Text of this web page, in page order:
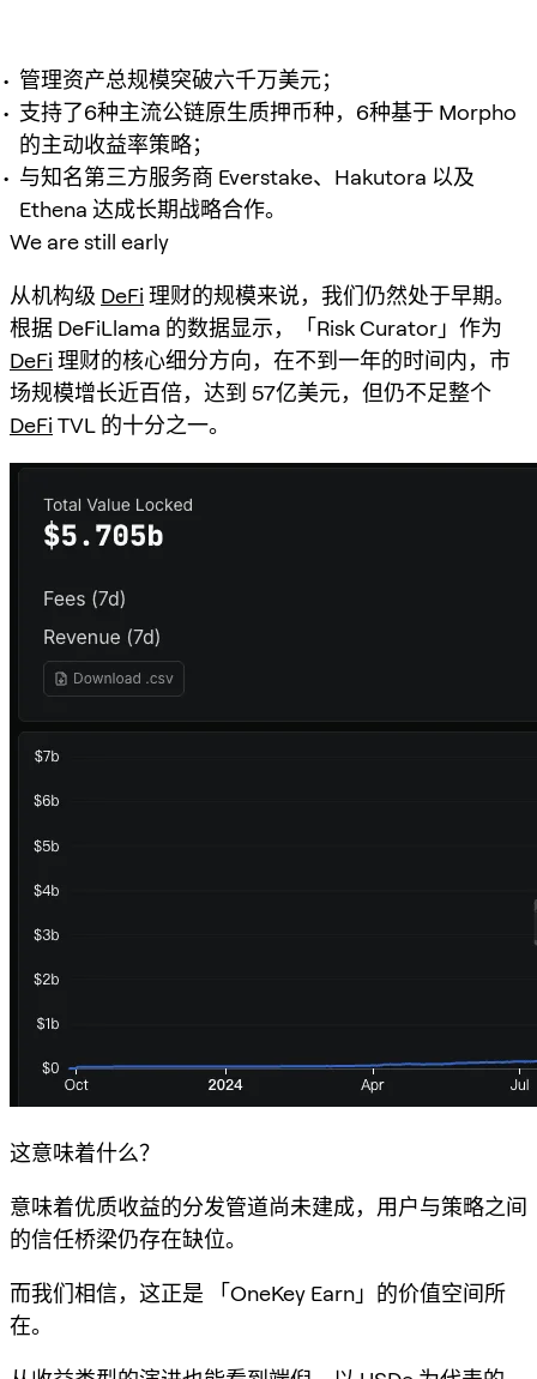
管理资产总规模突破六千万美元；
支持了6种主流公链原生质押币种，6种基于 Morpho
的主动收益率策略；
与知名第三方服务商 Everstake、Hakutora 以及
Ethena 达成长期战略合作。
We are still early
从机构级 DeFi 理财的规模来说，我们仍然处于早期。
根据 DeFiLlama 的数据显示，「Risk Curator」作为
DeFi 理财的核心细分方向，在不到一年的时间内，市
场规模增长近百倍，达到 57亿美元，但仍不足整个
DeFi TVL 的十分之一。
这意味着什么？
意味着优质收益的分发管道尚未建成，用户与策略之间
的信任桥梁仍存在缺位。
而我们相信，这正是 「OneKey Earn」的价值空间所
在。